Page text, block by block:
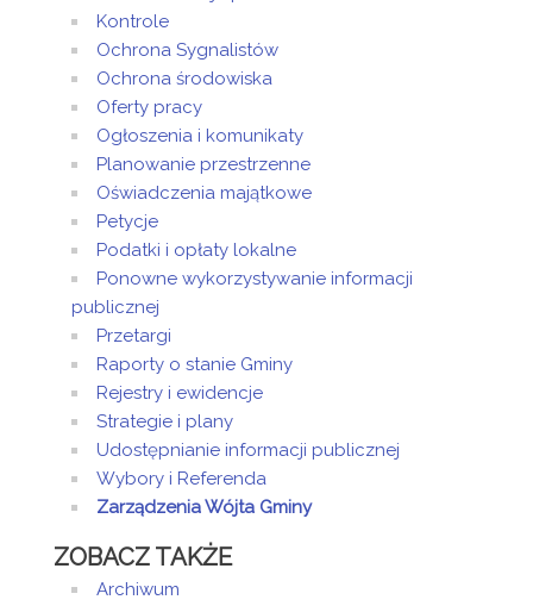
Kontrole
Ochrona Sygnalistów
Ochrona środowiska
Oferty pracy
Ogłoszenia i komunikaty
Planowanie przestrzenne
Oświadczenia majątkowe
Petycje
Podatki i opłaty lokalne
Ponowne wykorzystywanie informacji
publicznej
Przetargi
Raporty o stanie Gminy
Rejestry i ewidencje
Strategie i plany
Udostępnianie informacji publicznej
Wybory i Referenda
Zarządzenia Wójta Gminy
ZOBACZ TAKŻE
Archiwum